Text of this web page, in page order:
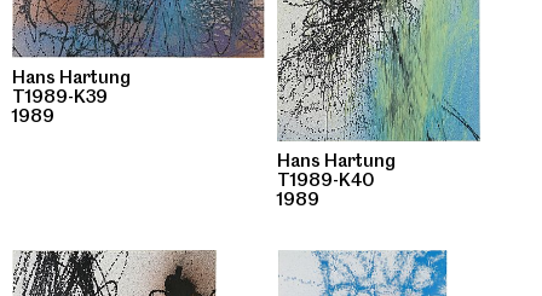
Hans Hartung
T1989-K39
1989
Hans Hartung
T1989-K40
1989